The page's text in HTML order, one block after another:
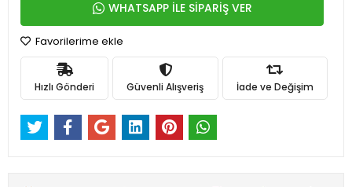
WHATSAPP İLE SİPARİŞ VER
Favorilerime ekle
Hızlı Gönderi Güvenli Alışveriş İade ve Değişim